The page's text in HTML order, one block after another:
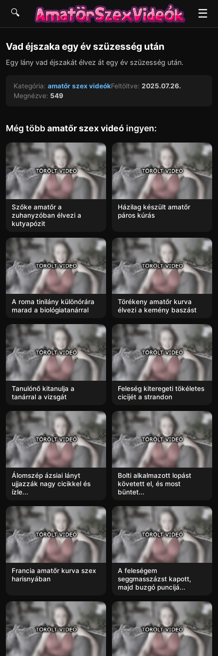
☰
🔍
▶
Vad éjszaka egy év szüzesség után
Egy lány vad éjszakát élvez át egy év szüzesség után.
Kategória: amatőr szex videókFeltöltve: 2025.07.26.
Megnézve: 549
Még többamatőr szex videó ingyen:
Szőke amatőr a
zuhanyzóban élvezi a
kutyapózit
Házilag készült amatőr
páros kúrás
A roma tinilány különórára
marad a biológiatanárral
Törékeny amatőr kurva
élvezi a kemény baszást
Tanulónő kitanulja a
tanárral a vizsgát
Feleség kiteregeti tökéletes
cicijét a strandon
Álomszép ázsiai lányt
ujjazzák nagy cicikkel és
ízle...
Bolti alkalmazott lopást
követett el, és most
büntet...
Francia amatőr kurva szex
harisnyában
A feleségem
seggmasszázst kapott,
majd buzgó puncijá...